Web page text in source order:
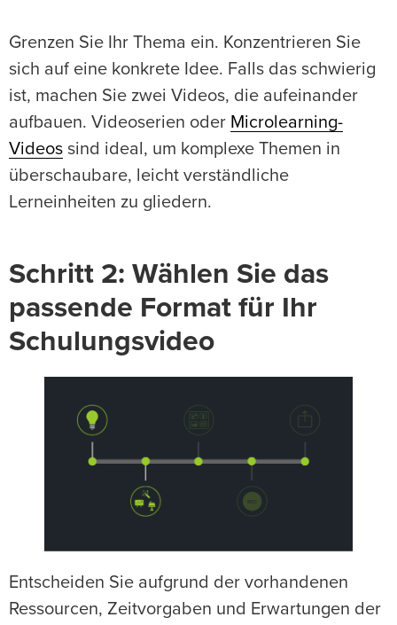
Grenzen Sie Ihr Thema ein. Konzentrieren Sie
sich auf eine konkrete Idee. Falls das schwierig
ist, machen Sie zwei Videos, die aufeinander
aufbauen. Videoserien oder Microlearning-
Videos sind ideal, um komplexe Themen in
überschaubare, leicht verständliche
Lerneinheiten zu gliedern.
Schritt 2: Wählen Sie das
passende Format für Ihr
Schulungsvideo
Entscheiden Sie aufgrund der vorhandenen
Ressourcen, Zeitvorgaben und Erwartungen der